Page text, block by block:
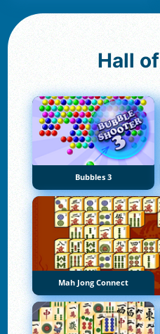
Hall of
Bubbles 3
Mah Jong Connect